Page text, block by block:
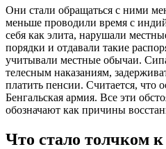
Они стали обращаться с ними
меньше проводили время с
себя как элита, нарушали
порядки и отдавали такие
учитывали местные обычаи.
телесным наказаниям,
платить пенсии. Считается, что
Бенгальская армия. Все эти
обозначают как причины
Что стало толчком